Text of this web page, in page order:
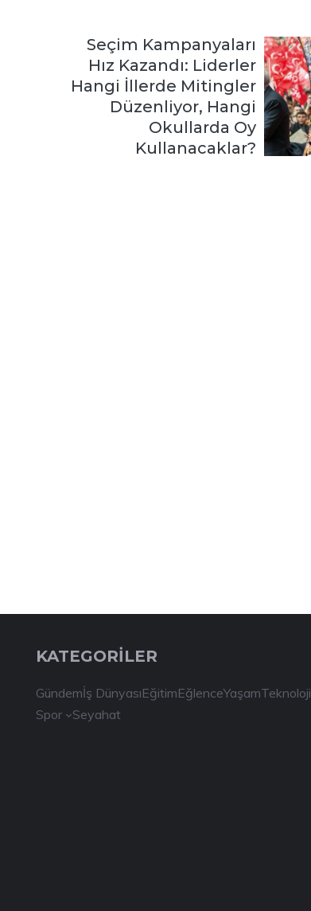
Seçim Kampanyaları
Hız Kazandı: Liderler
Hangi İllerde Mitingler
Düzenliyor, Hangi
Okullarda Oy
Kullanacaklar?
KATEGORİLER
Gündemİş DünyasıEğitimEğlenceYaşamTeknoloji
Spor
Seyahat